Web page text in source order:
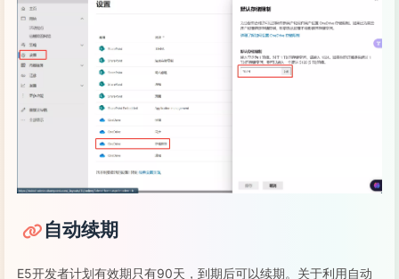
自动续期
E5开发者计划有效期只有90天，到期后可以续期。关于利用自动